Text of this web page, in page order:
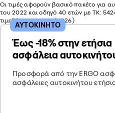
Οι τιμές αφορούν βασικό πακέτο για
του 2022 και οδηγό 40 ετών με ΤΚ:
τιμολόγηση του 07/2026)
Έως -18% στην ετήσια
ασφάλεια
Προσφορά από την ERGO
ασφάλειες αυτοκινήτου
ΑΥΤΟΚΙΝΗΤΟ